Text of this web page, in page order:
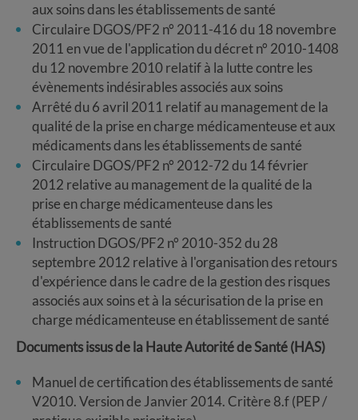
aux soins dans les établissements de santé
Circulaire DGOS/PF2 n° 2011-416 du 18 novembre
2011 en vue de l'application du décret n° 2010-1408
du 12 novembre 2010 relatif à la lutte contre les
évènements indésirables associés aux soins
Arrêté du 6 avril 2011 relatif au management de la
qualité de la prise en charge médicamenteuse et aux
médicaments dans les établissements de santé
Circulaire DGOS/PF2 n° 2012-72 du 14 février
2012 relative au management de la qualité de la
prise en charge médicamenteuse dans les
établissements de santé
Instruction DGOS/PF2 n° 2010-352 du 28
septembre 2012 relative à l'organisation des retours
d'expérience dans le cadre de la gestion des risques
associés aux soins et à la sécurisation de la prise en
charge médicamenteuse en établissement de santé
Documents issus de la Haute Autorité de Santé (HAS)
Manuel de certification des établissements de santé
V2010. Version de Janvier 2014. Critère 8.f (PEP /